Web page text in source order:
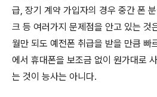
급, 장기 계약 가입자의 경우 중간 폰
크 등 여러가지 문제점을 안고 있는 것
월만 되도 예전폰 취급을 받을 만큼 빠
에서 휴대폰을 보조금 없이 원가대로
는 것이 능사는 아니다.